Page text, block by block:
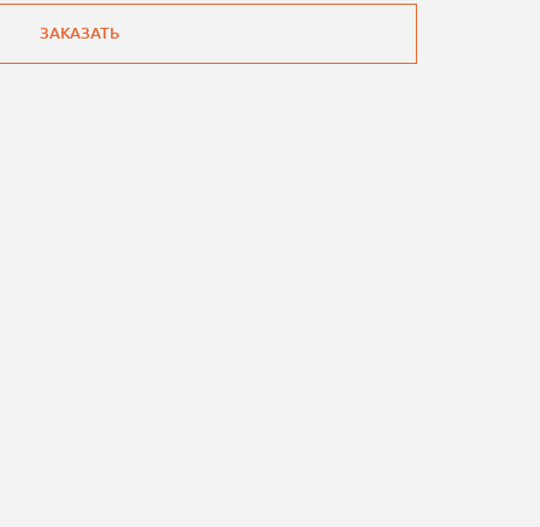
ЗАКАЗАТЬ